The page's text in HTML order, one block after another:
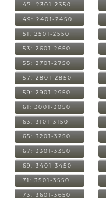
47: 2301-2350
49: 2401-2450
51: 2501-2550
53: 2601-2650
55: 2701-2750
57: 2801-2850
59: 2901-2950
61: 3001-3050
63: 3101-3150
65: 3201-3250
67: 3301-3350
69: 3401-3450
71: 3501-3550
73: 3601-3650